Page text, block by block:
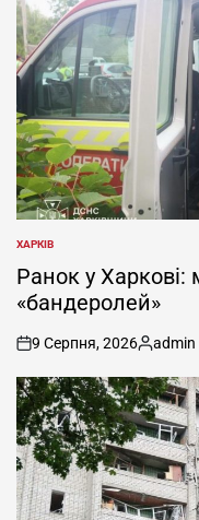
ОПУБЛІКУВАТИ
У
ХАРКІВ
Ранок у Харкові:
«бандеролей»
on
9 Серпня, 2026 admin